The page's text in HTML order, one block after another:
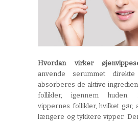
Hvordan virker
anvende serummet
absorberes de aktive
follikler, igennem
vippernes follikler, hvilket gør,
længere og tykkere vipper.